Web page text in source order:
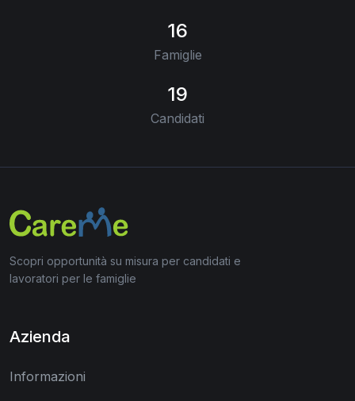
16
Famiglie
19
Candidati
Scopri opportunità su misura per candidati e
lavoratori per le famiglie
Azienda
Informazioni